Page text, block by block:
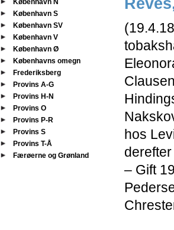
København N
København S
København SV
København V
København Ø
Københavns omegn
Frederiksberg
Provins A-G
Provins H-N
Provins O
Provins P-R
Provins S
Provins T-Å
Færøerne og Grønland
hos
– Gift